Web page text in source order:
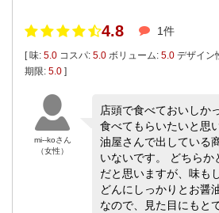
4.8 1件
[ 味: 5.0 コスパ: 5.0 ボリューム: 5.0 デザイン
期限: 5.0 ]
mi--koさん
（女性）
店頭で食べておいしか
食べてもらいたいと思
油屋さんで出している
いないです。 どちらか
だと思いますが、味も
どんにしっかりとお醤
なので、見た目にもと